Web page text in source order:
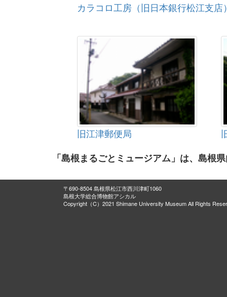
カラコロ工房（旧日本銀行松江支店
旧江津郵便局
「島根まるごとミュージアム」は、島根
〒690-8504 島根県松江市西川津町1060
島根大学総合博物館アシカル
Copyright（C）2021 Shimane University Museum All Rights